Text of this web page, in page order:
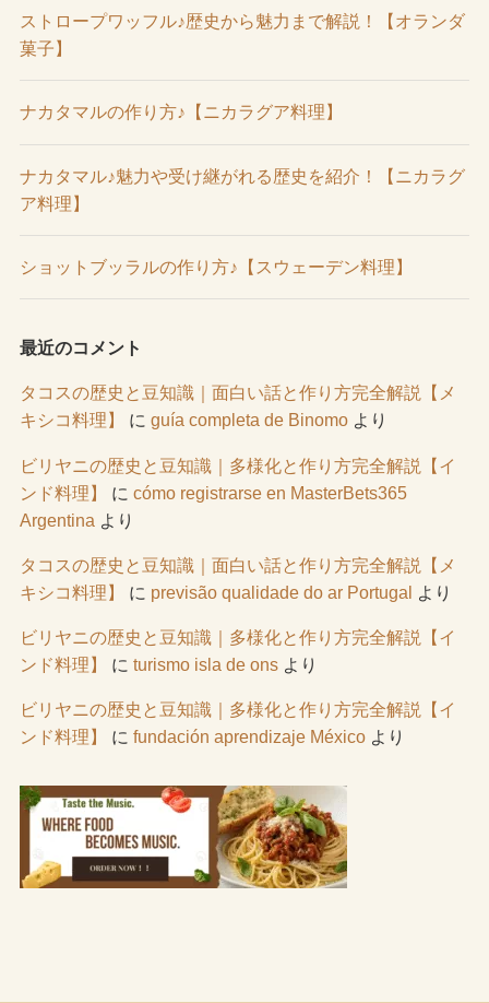
ストロープワッフル♪歴史から魅力まで解説！【オランダ
菓子】
ナカタマルの作り方♪【ニカラグア料理】
ナカタマル♪魅力や受け継がれる歴史を紹介！【ニカラグ
ア料理】
ショットブッラルの作り方♪【スウェーデン料理】
最近のコメント
タコスの歴史と豆知識｜面白い話と作り方完全解説【メ
キシコ料理】
に guía completa de Binomoより
ビリヤニの歴史と豆知識｜多様化と作り方完全解説【イ
ンド料理】
に cómo registrarse en MasterBets365
Argentina より
タコスの歴史と豆知識｜面白い話と作り方完全解説【メ
キシコ料理】
に previsão qualidade do ar Portugal より
ビリヤニの歴史と豆知識｜多様化と作り方完全解説【イ
ンド料理】
に turismo isla de onsより
ビリヤニの歴史と豆知識｜多様化と作り方完全解説【イ
ンド料理】
に fundación aprendizaje Méxicoより